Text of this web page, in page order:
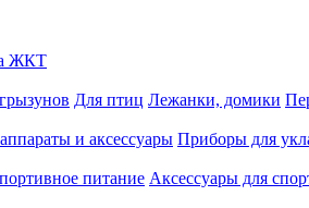
ЖКТ
Для птиц Лежанки, домики
и аксессуары Приборы для
питание Аксессуары для